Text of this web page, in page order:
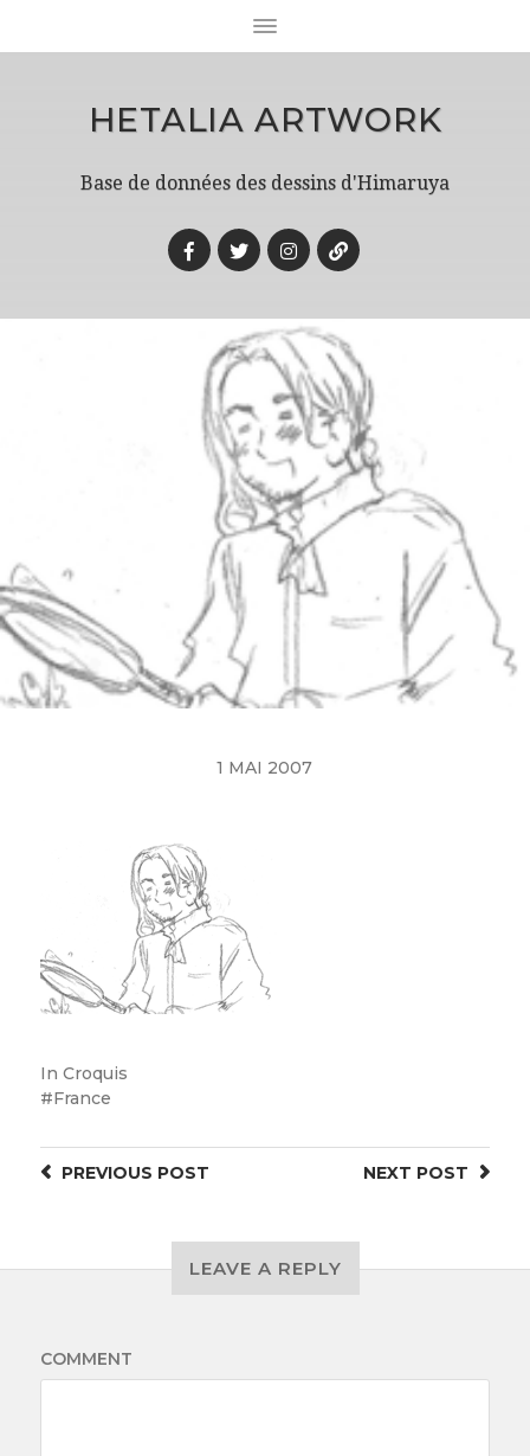
HETALIA ARTWORK
Base de données des dessins d'Himaruya
1 MAI 2007
In Croquis
France
NEXT POST
PREVIOUS POST
LEAVE A REPLY
COMMENT